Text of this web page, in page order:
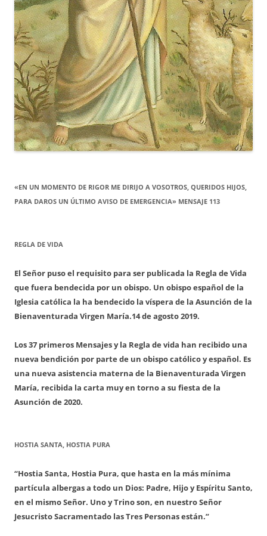
«EN UN MOMENTO DE RIGOR ME DIRIJO A VOSOTROS, QUERIDOS HIJOS,
PARA DAROS UN ÚLTIMO AVISO DE EMERGENCIA» MENSAJE 113
REGLA DE VIDA
El Señor puso el requisito para ser publicada la Regla de Vida
que fuera bendecida por un obispo. Un obispo español de la
Iglesia católica la ha bendecido la víspera de la Asunción de la
Bienaventurada Virgen María.14 de agosto 2019.
Los 37 primeros Mensajes y la Regla de vida han recibido una
nueva bendición por parte de un obispo católico y español. Es
una nueva asistencia materna de la Bienaventurada Virgen
María, recibida la carta muy en torno a su fiesta de la
Asunción de 2020.
HOSTIA SANTA, HOSTIA PURA
“Hostia Santa, Hostia Pura, que hasta en la más mínima
partícula albergas a todo un Dios: Padre, Hijo y Espíritu Santo,
en el mismo Señor. Uno y Trino son, en nuestro Señor
Jesucristo Sacramentado las Tres Personas están.”